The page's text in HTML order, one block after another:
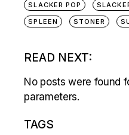
SLACKER POP
SPLEEN
STONER
READ NEXT:
No posts were found
parameters.
TAGS